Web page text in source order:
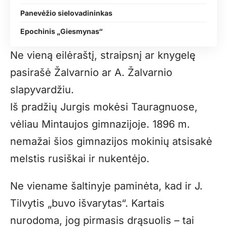
Panevėžio sielovadininkas
Epochinis „Giesmynas“
Ne vieną eilėraštį, straipsnį ar knygelę
pasirašė Žalvarnio ar A. Žalvarnio
slapyvardžiu.
Iš pradžių Jurgis mokėsi Tauragnuose,
vėliau Mintaujos gimnazijoje. 1896 m.
nemažai šios gimnazijos mokinių atsisakė
melstis rusiškai ir nukentėjo.
Ne viename šaltinyje paminėta, kad ir J.
Tilvytis „buvo išvarytas“. Kartais
nurodoma, jog pirmasis drąsuolis – tai